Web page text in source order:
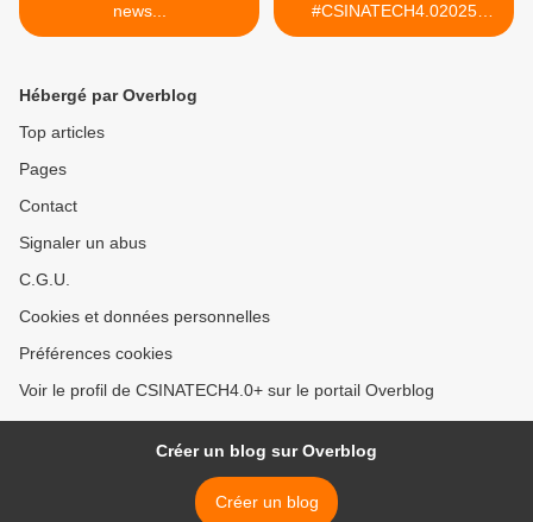
news...
#CSINATECH4.02025
#CIRTtech-YouTube >
Hébergé par Overblog
Top articles
Pages
Contact
Signaler un abus
C.G.U.
Cookies et données personnelles
Préférences cookies
Voir le profil de CSINATECH4.0+ sur le portail Overblog
Créer un blog sur Overblog
Créer un blog